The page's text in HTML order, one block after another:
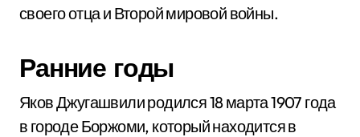
своего отца и Второй мировой войны.
Ранние годы
Яков Джугашвили родился 18 марта 1907 года
в городе Боржоми, который находится в